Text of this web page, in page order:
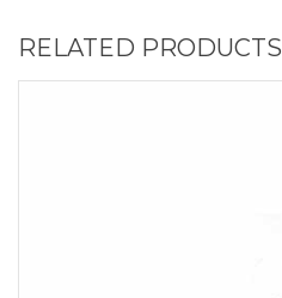
RELATED PRODUCTS